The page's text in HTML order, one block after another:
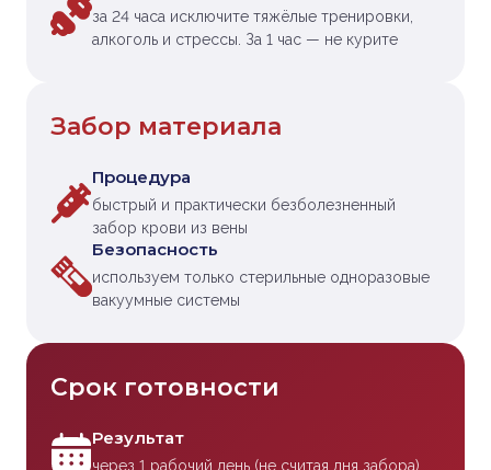
за 24 часа исключите тяжёлые тренировки,
алкоголь и стрессы. За 1 час — не курите
Забор материала
Процедура
быстрый и практически безболезненный
забор крови из вены
Безопасность
используем только стерильные одноразовые
вакуумные системы
Срок готовности
Результат
через 1 рабочий день (не считая дня забора)